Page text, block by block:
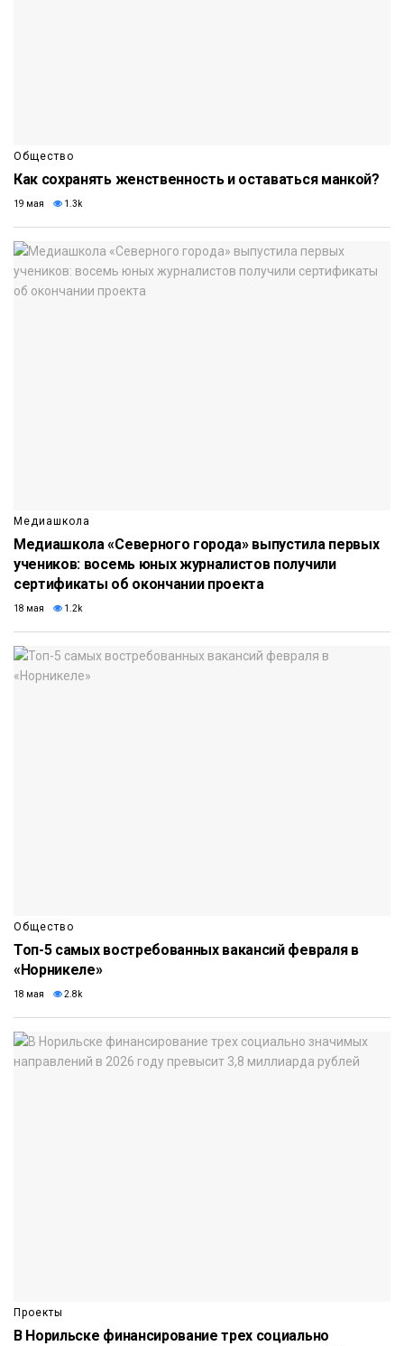
Общество
Как сохранять женственность и оставаться манкой?
19 мая 1.3k
Медиашкола
Медиашкола «Северного города» выпустила первых
учеников: восемь юных журналистов получили
сертификаты об окончании проекта
18 мая 1.2k
Общество
Топ-5 самых востребованных вакансий февраля в
«Норникеле»
18 мая 2.8k
Проекты
В Норильске финансирование трех социально